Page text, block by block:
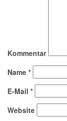
Kommentar
Name *
E-Mail *
Website